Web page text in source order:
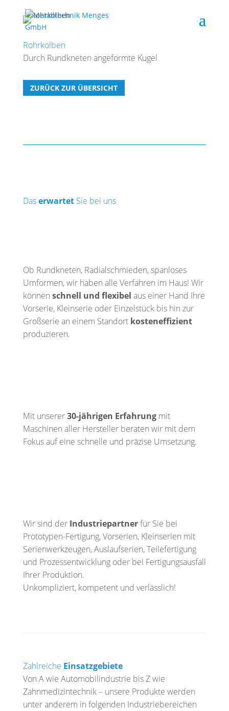
Rohrkolben
Durch Rundkneten angeformte Kugel
ZURÜCK ZUR ÜBERSICHT
DaserwartetSie bei uns
Ob Rundkneten, Radialschmieden, spanloses
Umformen, wir haben alle Verfahren im Haus! Wir
können schnell und flexibel aus einer Hand Ihre
Vorserie, Kleinserie oder Einzelstück bis hin zur
Großserie an einem Standort kosteneffizient
produzieren.
Mit unserer30-jährigen Erfahrungmit
Maschinen aller Hersteller beraten wir mit dem
Fokus auf eine schnelle und präzise Umsetzung.
Wir sind der Industriepartnerfür Sie bei
Prototypen-Fertigung, Vorserien, Kleinserien mit
Serienwerkzeugen, Auslaufserien, Teilefertigung
und Prozessentwicklung oder bei Fertigungsausfall
Ihrer Produktion.
Unkompliziert, kompetent und verlässlich!
Zahlreiche Einsatzgebiete
Von A wie Automobilindustrie bis Z wie
Zahnmedizintechnik – unsere Produkte werden
unter anderem in folgenden Industriebereichen